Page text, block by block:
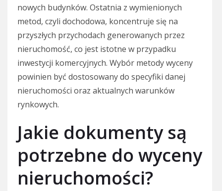
nowych budynków. Ostatnia z wymienionych
metod, czyli dochodowa, koncentruje się na
przyszłych przychodach generowanych przez
nieruchomość, co jest istotne w przypadku
inwestycji komercyjnych. Wybór metody wyceny
powinien być dostosowany do specyfiki danej
nieruchomości oraz aktualnych warunków
rynkowych.
Jakie dokumenty są
potrzebne do wyceny
nieruchomości?